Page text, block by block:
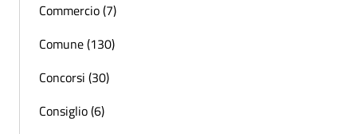
Commercio (7)
Comune (130)
Concorsi (30)
Consiglio (6)